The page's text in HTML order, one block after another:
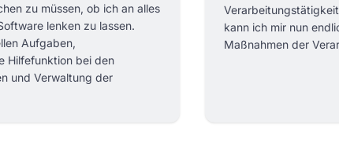
zu müssen, ob ich an alles
lenken zu lassen.
Aufgaben,
Hilfefunktion bei den
und Verwaltung der
kann ich mir nun
Maßnahmen der